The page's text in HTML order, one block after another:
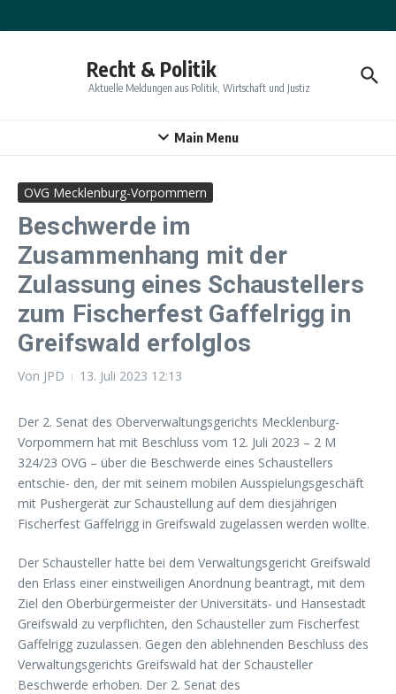
Recht & Politik
Aktuelle Meldungen aus Politik, Wirtschaft und Justiz
Main Menu
OVG Mecklenburg-Vorpommern
Beschwerde im
Zusammenhang mit der
Zulassung eines Schaustellers
zum Fischerfest Gaffelrigg in
Greifswald erfolglos
Von JPD 13. Juli 2023 12:13
Der 2. Senat des Oberverwaltungsgerichts Mecklenburg-
Vorpommern hat mit Beschluss vom 12. Juli 2023 – 2 M
324/23 OVG – über die Beschwerde eines Schaustellers
entschie- den, der mit seinem mobilen Ausspielungsgeschäft
mit Pushergerät zur Schaustellung auf dem diesjährigen
Fischerfest Gaffelrigg in Greifswald zugelassen werden wollte.
Der Schausteller hatte bei dem Verwaltungsgericht Greifswald
den Erlass einer einstweiligen Anordnung beantragt, mit dem
Ziel den Oberbürgermeister der Universitäts- und Hansestadt
Greifswald zu verpflichten, den Schausteller zum Fischerfest
Gaffelrigg zuzulassen. Gegen den ablehnenden Beschluss des
Verwaltungsgerichts Greifswald hat der Schausteller
Beschwerde erhoben. Der 2. Senat des